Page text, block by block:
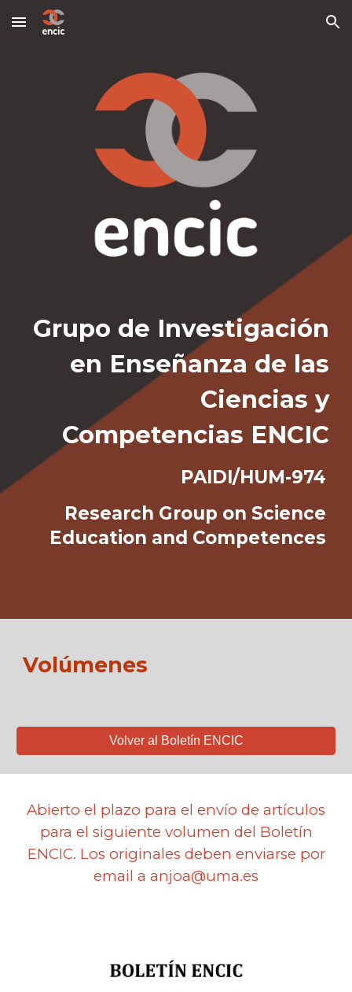
Skip to main content Skip to navigation
Grupo de Investigación
en Enseñanza de las
Ciencias y
Competencias ENCIC
PAIDI/HUM-974
Research Group on Science
Education and Competences
Volúmenes
Volver al Boletín ENCIC
Abierto el plazo para el envío de artículos
para el siguiente volumen del Boletín
ENCIC. Los originales deben enviarse por
email a anjoa@uma.es